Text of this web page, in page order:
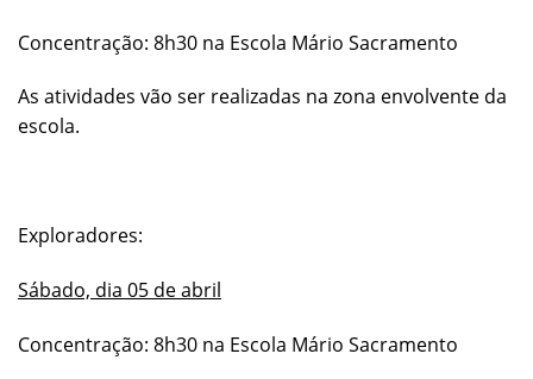
Concentração: 8h30 na Escola Mário Sacramento
As atividades vão ser realizadas na zona envolvente da
escola.
Exploradores:
Sábado, dia 05 de abril
Concentração: 8h30 na Escola Mário Sacramento